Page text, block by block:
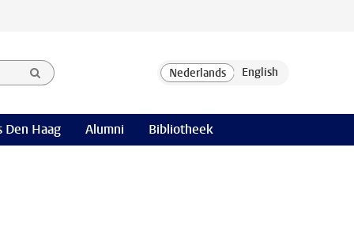
Den Haag Alumni Bibliotheek